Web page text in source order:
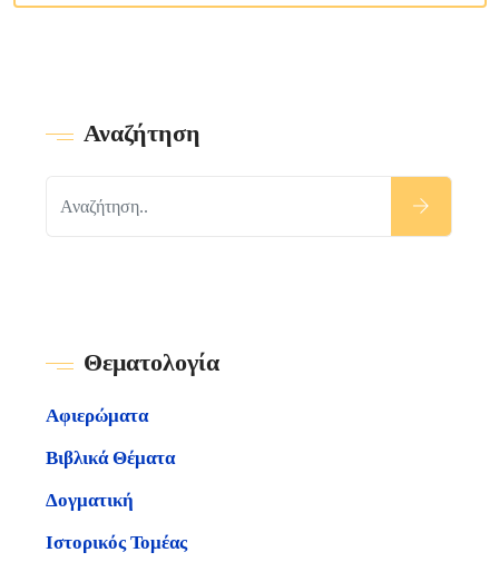
Αναζήτηση
Θεματολογία
Αφιερώματα
Βιβλικά Θέματα
Δογματική
Ιστορικός Τομέας